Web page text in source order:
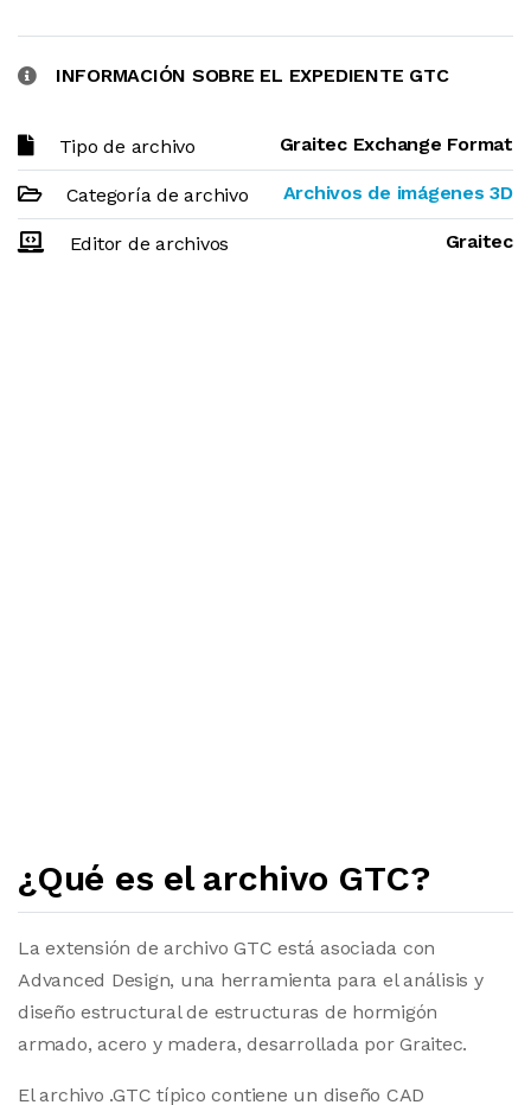
INFORMACIÓN SOBRE EL EXPEDIENTE GTC
Tipo de archivo Graitec Exchange Format
Categoría de archivo Archivos de imágenes 3D
Editor de archivos Graitec
¿Qué es el archivo GTC?
La extensión de archivo GTC está asociada con
Advanced Design, una herramienta para el análisis y
diseño estructural de estructuras de hormigón
armado, acero y madera, desarrollada por Graitec.
El archivo .GTC típico contiene un diseño CAD